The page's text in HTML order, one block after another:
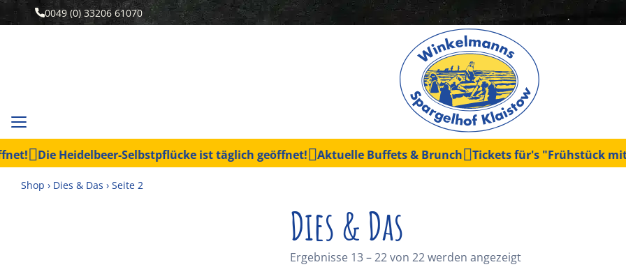
0049 (0) 33206 61070
Die Heidelbeer-Selbstpflücke ist täglich geöffnet! Aktuelle Buffets & Brunch Tickets für's "Frühstück mit
Shop › Dies & Das › Seite 2
Dies & Das
Ergebnisse 13 – 22 von 22 werden angezeigt